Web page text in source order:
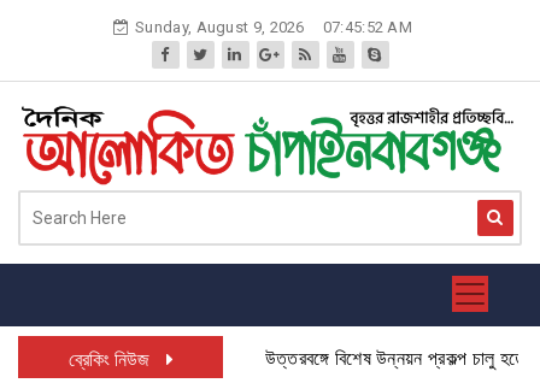
Sunday, August 9, 2026 07:45:53 AM
ব্রেকিং নিউজ উত্তরবঙ্গে বিশেষ উন্নয়ন প্রকল্প চালু হতে